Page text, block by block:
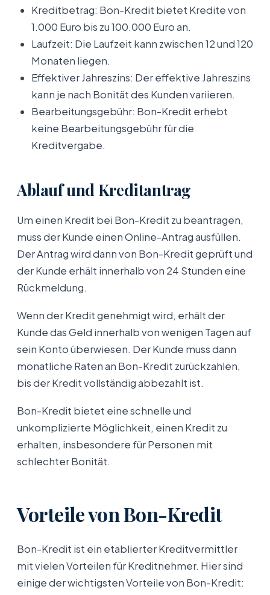
Kreditbetrag: Bon-Kredit bietet Kredite von
1.000 Euro bis zu 100.000 Euro an.
Laufzeit: Die Laufzeit kann zwischen 12 und 120
Monaten liegen.
Effektiver Jahreszins: Der effektive Jahreszins
kann je nach Bonität des Kunden variieren.
Bearbeitungsgebühr: Bon-Kredit erhebt
keine Bearbeitungsgebühr für die
Kreditvergabe.
Ablauf und Kreditantrag
Um einen Kredit bei Bon-Kredit zu beantragen,
muss der Kunde einen Online-Antrag ausfüllen.
Der Antrag wird dann von Bon-Kredit geprüft und
der Kunde erhält innerhalb von 24 Stunden eine
Rückmeldung.
Wenn der Kredit genehmigt wird, erhält der
Kunde das Geld innerhalb von wenigen Tagen auf
sein Konto überwiesen. Der Kunde muss dann
monatliche Raten an Bon-Kredit zurückzahlen,
bis der Kredit vollständig abbezahlt ist.
Bon-Kredit bietet eine schnelle und
unkomplizierte Möglichkeit, einen Kredit zu
erhalten, insbesondere für Personen mit
schlechter Bonität.
Vorteile von Bon-Kredit
Bon-Kredit ist ein etablierter Kreditvermittler
mit vielen Vorteilen für Kreditnehmer. Hier sind
einige der wichtigsten Vorteile von Bon-Kredit: